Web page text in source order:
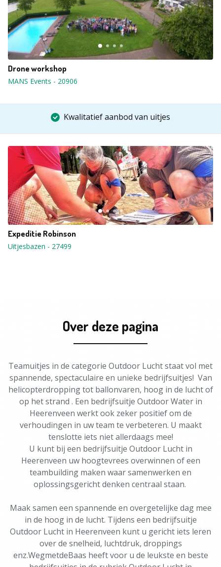
Drone workshop
MANS Events - 20906
Kwalitatief aanbod van uitjes
Expeditie Robinson
Uitjesbazen - 27499
Over deze pagina
Teamuitjes in de categorie Outdoor Lucht staat vol met
spannende, spectaculaire en unieke bedrijfsuitjes! Van
helicopterdropping tot ballonvaren, hoog in de lucht of
op het strand . Een bedrijfsuitje Outdoor Water in
Heerenveen werkt ook zeker positief om de
verhoudingen in uw team te verbeteren. U maakt
tenslotte iets niet allerdaags mee!
U kunt bij een bedrijfsuitje Outdoor Lucht in
Heerenveen uw hoogtevrees overwinnen of een
teambuilding maken waar samenwerken en
oplossingsgericht denken centraal staan.
Maak samen een spannende en overgetelijke dag mee
in de hoog in de lucht. Tijdens een bedrijfsuitje
Outdoor Lucht in Heerenveen kunt u gericht iets leren
over de snelheid, luchtdruk, droppings
enz.WegmetdeBaas heeft voor u de leukste en beste